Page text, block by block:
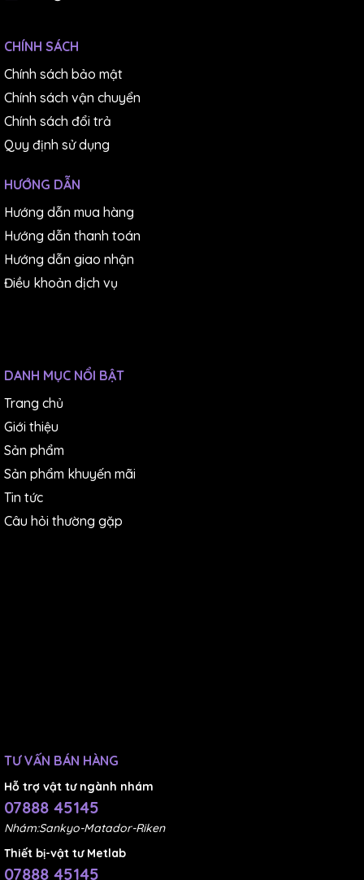
CHÍNH SÁCH
Chính sách bảo mật
Chính sách vận chuyển
Chính sách đổi trả
Quy định sử dụng
HƯỚNG DẪN
Hướng dẫn mua hàng
Hướng dẫn thanh toán
Hướng dẫn giao nhận
Điều khoản dịch vụ
DANH MỤC NỔI BẬT
Trang chủ
Giới thiệu
Sản phẩm
Sản phẩm khuyến mãi
Tin tức
Câu hỏi thường gặp
TƯ VẤN BÁN HÀNG
Hỗ trợ vật tư ngành nhám
07888 45145
Nhám:Sankyo-Matador-Riken
Thiết bị-vật tư Metlab
07888 45145